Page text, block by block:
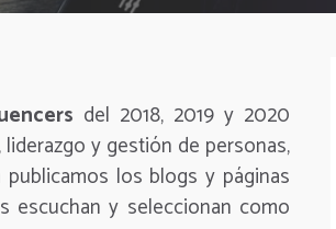
del 2018, 2019 y 2020
y gestión de personas,
los blogs y páginas
escuchan y seleccionan como